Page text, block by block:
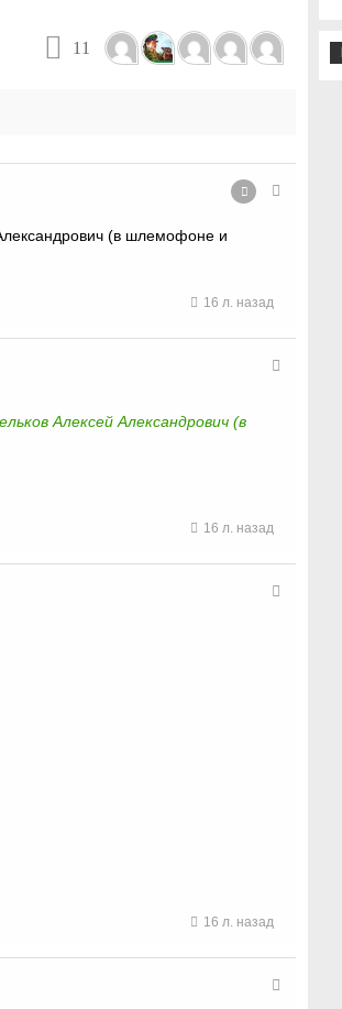
11
(в шлемофоне и
16 л. назад
Алексей Александрович (в
16 л. назад
16 л. назад